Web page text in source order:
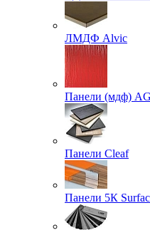
ЛМДФ Alvic
Панели (мдф)
Панели Cleaf
Панели 5К